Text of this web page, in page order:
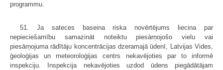
programmu.
51. Ja sateces baseina riska novērtējums liecina par
nepieciešamību samazināt noteiktu piesārņojošo vielu vai
piesārņojuma rādītāju koncentrācijas dzeramajā ūdenī, Latvijas Vides,
ģeoloģijas un meteoroloģijas centrs nekavējoties par to informē
inspekciju. Inspekcija nekavējoties uzdod ūdens piegādātājam